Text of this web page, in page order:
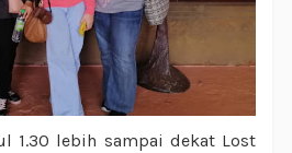
1.30 lebih sampai dekat Lost